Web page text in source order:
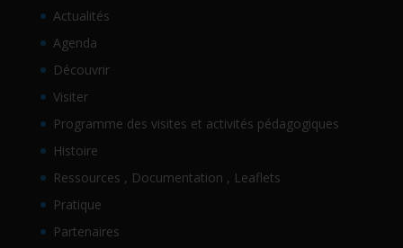
Actualités
Agenda
Découvrir
Visiter
Programme des visites et activités pédagogiques
Histoire
Ressources , Documentation , Leaflets
Pratique
Partenaires